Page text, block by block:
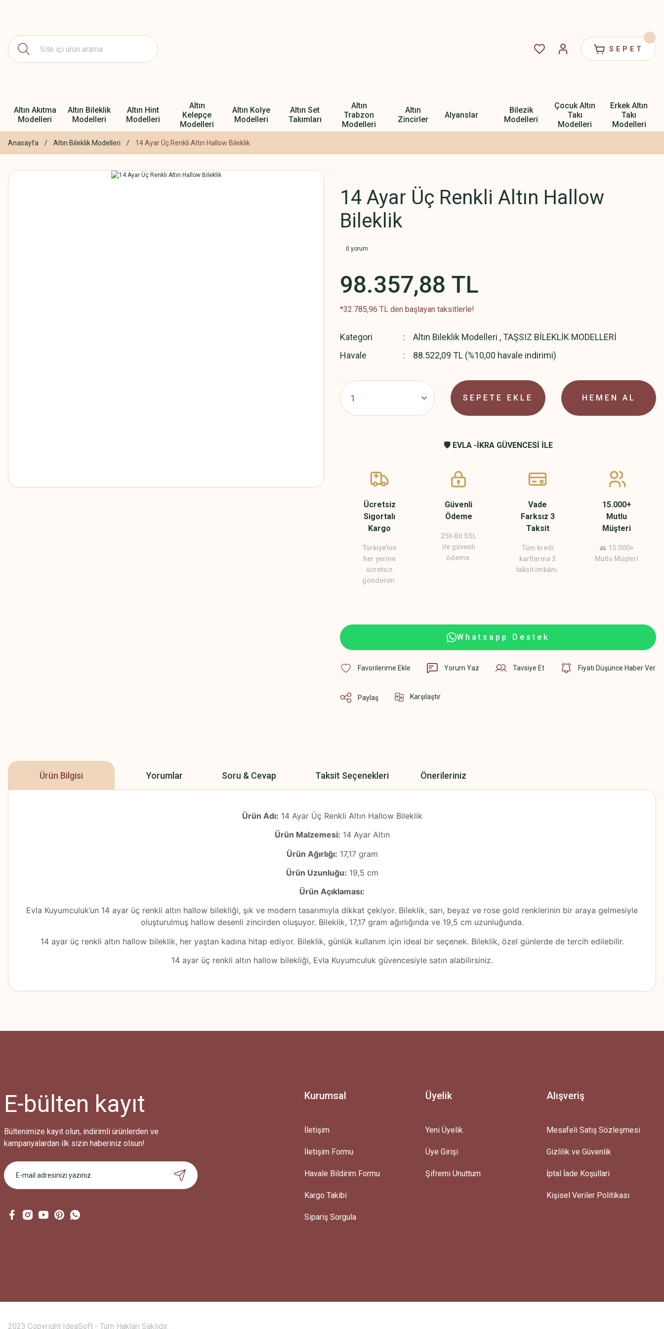
SEPET
Altın Akıtma
Modelleri
Altın Bileklik
Modelleri
Altın Hint
Modelleri
Altın
Kelepçe
Modelleri
Altın Kolye
Modelleri
Altın Set
Takımları
Altın
Trabzon
Modelleri
Altın
Zincirler
Alyanslar
Bilezik
Modelleri
Çocuk Altın
Takı
Modelleri
Erkek Altın
Takı
Modelleri
Anasayfa Altın Bileklik Modelleri 14 Ayar Üç Renkli Altın Hallow Bileklik
14 Ayar Üç Renkli Altın Hallow
Bileklik
0 yorum
98.357,88 TL
*32.785,96 TL den başlayan taksitlerle!
Kategori Altın Bileklik Modelleri ,TAŞSIZ BİLEKLİK MODELLERİ
Havale
88.522,09 TL (%10,00 havale indirimi)
SEPETE EKLE HEMEN AL
🛡️ EVLA -İKRA GÜVENCESİ İLE
Ücretsiz
Sigortalı
Kargo
Türkiye’nin
her yerine
ücretsiz
gönderim.
Güvenli
Ödeme
256 Bit SSL
ile güvenli
ödeme.
Vade
Farksız 3
Taksit
Tüm kredi
kartlarına 3
taksit imkânı.
15.000+
Mutlu
Müşteri
👥 15.000+
Mutlu Müşteri
Whatsapp Destek
Yorum Yaz Tavsiye Et Fiyatı Düşünce Haber Ver
Paylaş Karşılaştır
Ürün Bilgisi Yorumlar Soru & Cevap Taksit Seçenekleri Önerileriniz
Ürün Adı: 14 Ayar Üç Renkli Altın Hallow Bileklik
Ürün Malzemesi: 14 Ayar Altın
Ürün Ağırlığı: 17,17 gram
Ürün Uzunluğu: 19,5 cm
Ürün Açıklaması:
Evla Kuyumculuk’un 14 ayar üç renkli altın hallow bilekliği, şık ve modern tasarımıyla dikkat çekiyor. Bileklik, sarı, beyaz ve rose gold renklerinin bir araya gelmesiyle
oluşturulmuş hallow desenli zincirden oluşuyor. Bileklik, 17,17 gram ağırlığında ve 19,5 cm uzunluğunda.
14 ayar üç renkli altın hallow bileklik, her yaştan kadına hitap ediyor. Bileklik, günlük kullanım için ideal bir seçenek. Bileklik, özel günlerde de tercih edilebilir.
14 ayar üç renkli altın hallow bilekliği, Evla Kuyumculuk güvencesiyle satın alabilirsiniz.
Bu ürüne ilk yorumu siz yapın!
Ürün hakkında henüz soru sorulmamış.
Bu ürüne benzer farklı alternatifler olmalı.
Gönder
E-bülten kayıt
Bültenimize kayıt olun, indirimli ürünlerden ve
kampanyalardan ilk sizin haberiniz olsun!
Kurumsal
İletişim
İletişim Formu
Havale Bildirim Formu
Kargo Takibi
Sipariş Sorgula
Üyelik
Yeni Üyelik
Üye Girişi
Şifremi Unuttum
Alışveriş
Mesafeli Satış Sözleşmesi
Gizlilik ve Güvenlik
İptal İade Koşullari
Kişisel Veriler Politikası
2023 Copyright IdeaSoft - Tüm Hakları Saklıdır.